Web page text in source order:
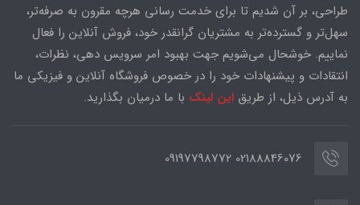
طراحی، بر آن شدیم تا برای خدمت رسانی هرچه مقرون به صرفه‌تر،
سهل‌تر و گسترده‌تر به مشتریان گرانقدر خود، فروش آنلاین را فعال
نماییم. خوشحال می‌شویم جهت بهبود امر سرویس دهی، نظرات،
انتقادات و پیشنهادات خود را در خصوص فروشگاه آنلاین و فیزیکی ما
به آدرس ذیل، از طریق این لینک با ما درمیان بگذارید.
02188846076 09197798772